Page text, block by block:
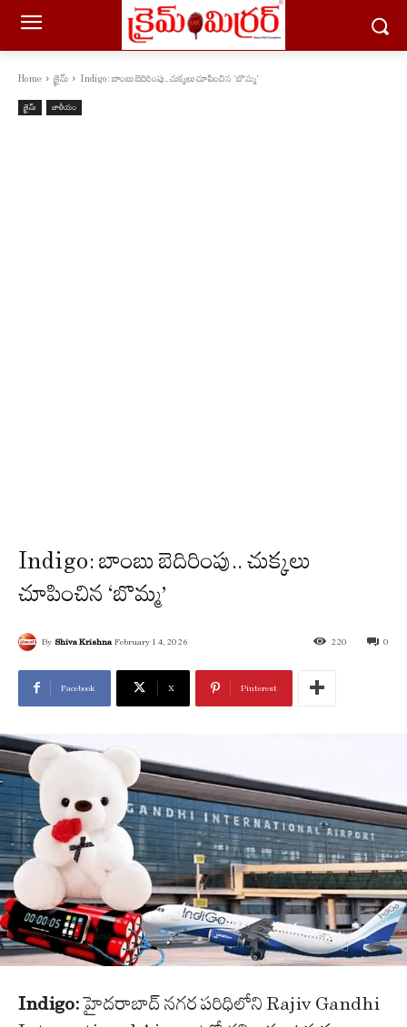
Home క్రైమ్ Indigo: బాంబు బెదిరింపు.. చుక్కలు చూపించిన ‘బొమ్మ’
క్రైమ్ జాతీయం
Indigo: బాంబు బెదిరింపు.. చుక్కలు
చూపించిన ‘బొమ్మ’
By Shiva Krishna February 14, 2026 0
220
Facebook X Pinterest
Indigo:హైదరాబాద్ నగర పరిధిలోని Rajiv Gandhi